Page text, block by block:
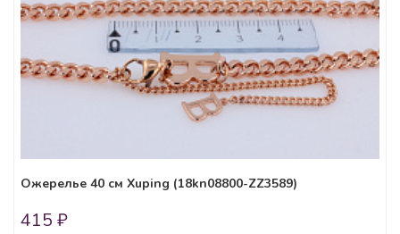
Ожерелье 40 см Xuping (18kn08800-ZZ3589)
415 ₽